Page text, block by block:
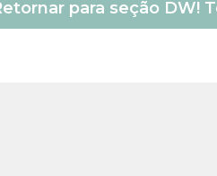
para seção DW!